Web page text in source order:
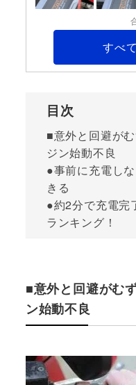
すべ
目次
■意外と回避が
ジン始動不良
●事前に充電し
きる
●約2分で充電完
ランキング！
■意外と回避がむ
ン始動不良